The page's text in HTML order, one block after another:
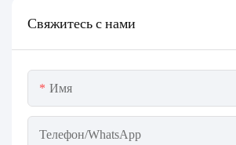
Свяжитесь с нами
Имя
Телефон/WhatsApp